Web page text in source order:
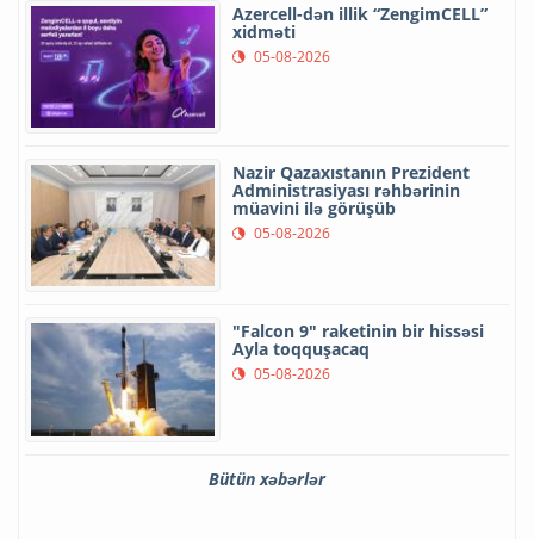
Azercell-dən illik “ZengimCELL”
xidməti
05-08-2026
Nazir Qazaxıstanın Prezident
Administrasiyası rəhbərinin
müavini ilə görüşüb
05-08-2026
"Falcon 9" raketinin bir hissəsi
Ayla toqquşacaq
05-08-2026
Bütün xəbərlər